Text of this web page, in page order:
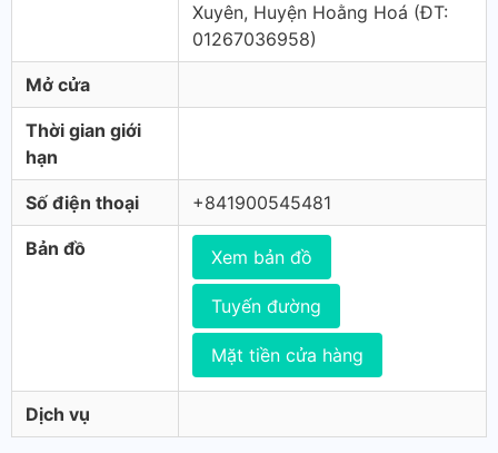
Xuyên, Huyện Hoằng Hoá (ÐT:
01267036958)
Mở cửa
Thời gian giới
hạn
Số điện thoại +841900545481
Bản đồ Xem bản đồ
Tuyến đường
Mặt tiền cửa hàng
Dịch vụ